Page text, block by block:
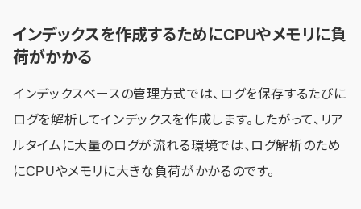
インデックスを作成するためにCPUやメモリに負
荷がかかる
インデックスベースの管理方式では、ログを保存するたびに
ログを解析してインデックスを作成します。したがって、リア
ルタイムに大量のログが流れる環境では、ログ解析のため
にCPUやメモリに大きな負荷がかかるのです。